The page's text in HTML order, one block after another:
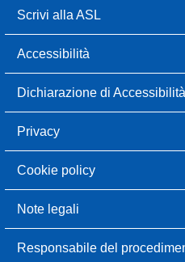
Scrivi alla ASL
Accessibilità
Dichiarazione di Accessibilità
Privacy
Cookie policy
Note legali
Responsabile del